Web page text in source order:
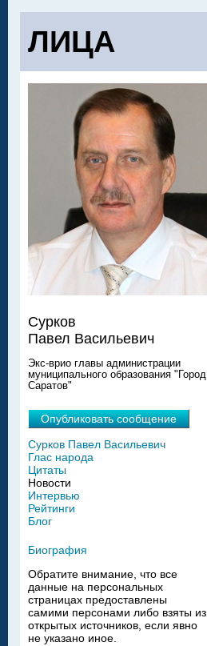
ЛИЦА
Сурков
Павел Васильевич
Экс-врио главы администрации
муниципального образования "Город
Саратов"
Опубликовать сообщение
Сурков Павел Васильевич
Глас народа
Цитаты
Новости
Интервью
Рейтинги
Блог
Биография
Обратите внимание, что все
данные на персональных
страницах предоставлены
самими персонами либо взяты из
открытых источников, если явно
не указано иное.